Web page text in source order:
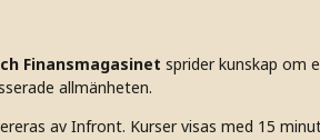
Finansmagasinet sprider kunskap om
allmänheten.
av Infront. Kurser visas med 15